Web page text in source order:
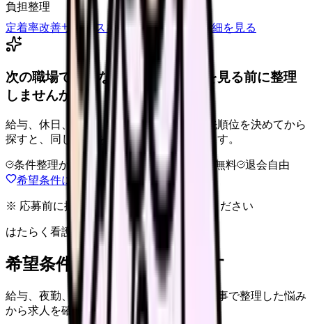
負担整理
定着率改善サービスを相談
サービス詳細を見る
次の職場で外せない条件を、求人を見る前に整理
しませんか。
給与、休日、夜勤、通勤、人間関係。優先順位を決めてから
探すと、同じ失敗を繰り返しにくくなります。
条件整理からOK 非公開求人あり 完全無料
退会自由
希望条件に合う職場を相談する
※ 応募前に掲載元の最新情報を確認してください
はたらく看護師さん 求人
希望条件で看護師求人を探す
給与、夜勤、休み、ブランクなど、この記事で整理した悩み
から求人を確認できます。